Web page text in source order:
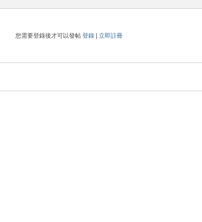
您需要登錄後才可以發帖 登錄 立即註冊